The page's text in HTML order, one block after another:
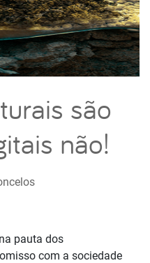
são
não!
pauta dos
com a sociedade